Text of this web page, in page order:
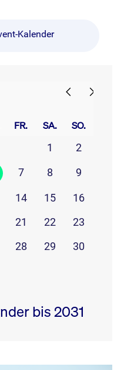
Kalender
FR. SA. SO.
1
2
7 8 9
14 15
16
21 22
23
28 29
30
bis 2031